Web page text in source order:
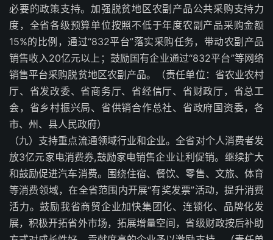
必要的政策支持。加强脱贫地区农副产品公共采购支持力
度，全省各级预算单位按照不低于年度农副产品采购金额
15%的比例，通过“832平台”落实采购任务，带动农副产品
销售收入20亿元以上；鼓励国有企业通过“832平台”等网络
销售平台采购脱贫地区农副产品。（责任单位：省农业农村
厅、省发改委、省商务厅、省经信厅、省财政厅，省总工
会，省乡村振兴局、省供销合作总社、省政府国资委，各
市、州、县人民政府）
（九）支持重点流通领域行业和企业。全省对个人消费者发
放3亿元家电消费券,鼓励家电销售企业让利促销。继续扩大
和鼓励促进汽车消费。围绕住宿、餐饮、零售、文旅、体育
等消费领域，在全省范围内开展“有奖发票”活动，提升消费
活力。鼓励我省商贸企业加快集团化、连锁化、品牌化发
展，积极开拓省外市场，拓展增量空间，省级财政按后补助